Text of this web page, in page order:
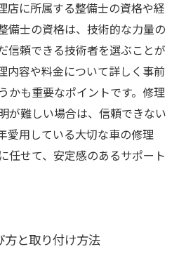
店に所属する整備士の資格や経
備士の資格は、技術的な力量の
信頼できる技術者を選ぶことが
内容や料金について詳しく事前
かも重要なポイントです。修理
が難しい場合は、信頼できない
愛用している大切な車の修理
任せて、安定感のあるサポート
と取り付け方法